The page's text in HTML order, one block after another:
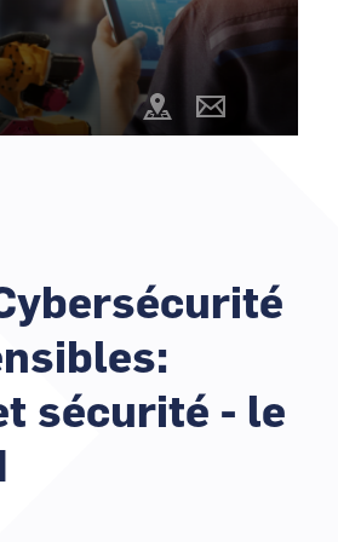
un nouveau mot de passe ?
mon compte ?
@cartography_link_title
Contacter
sécurité - le